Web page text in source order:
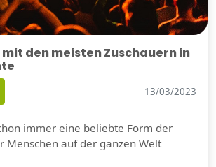
den meisten Zuschauern in
13/03/2023
immer eine beliebte Form der
Menschen auf der ganzen Welt